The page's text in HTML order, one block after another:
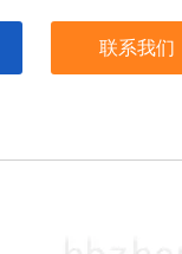
联系我们